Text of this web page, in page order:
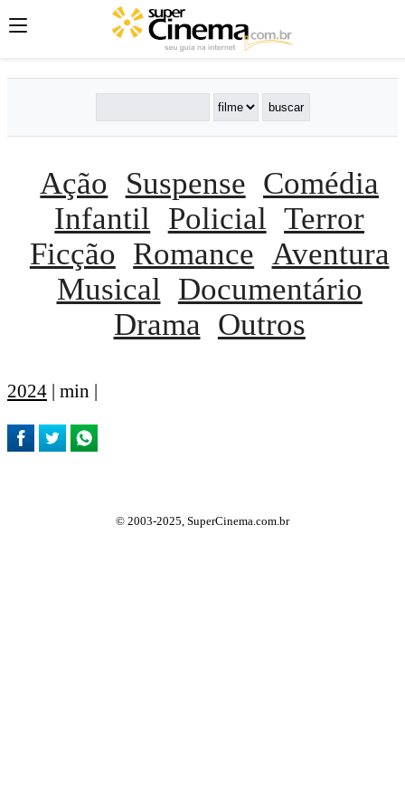
Ação Suspense Comédia
Infantil
Policial Terror
Ficção Romance Aventura
Musical
Documentário
Drama Outros
2024 | min |
© 2003-2025, SuperCinema.com.br